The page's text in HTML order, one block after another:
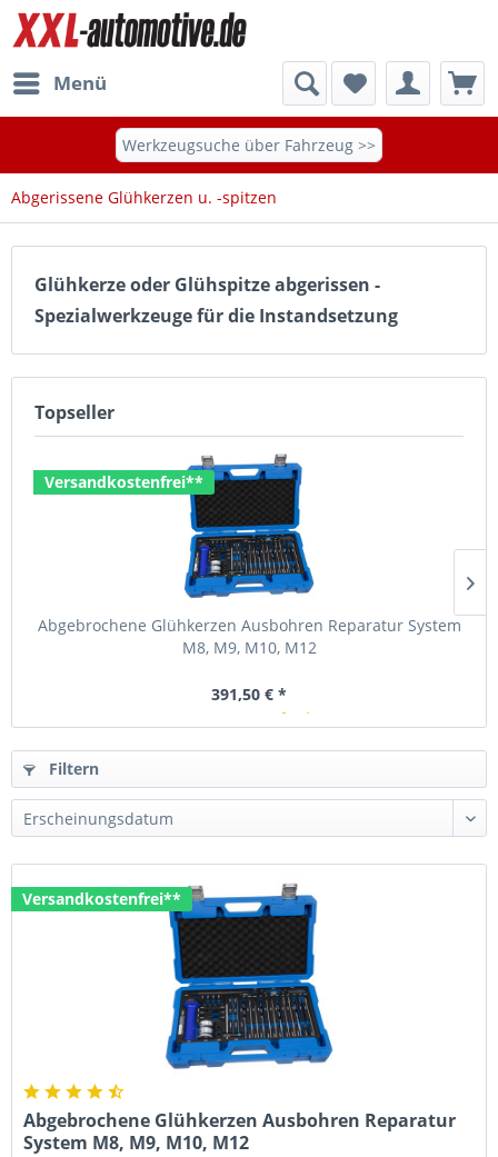
Menü
Werkzeugsuche über Fahrzeug >>
Abgerissene Glühkerzen u. -spitzen
Glühkerze oder Glühspitze abgerissen -
Spezialwerkzeuge für die Instandsetzung
Topseller
Versandkostenfrei**
Abgebrochene Glühkerzen Ausbohren Reparatur System
M8, M9, M10, M12
391,50 € *
In Kürze verfügbar
Filtern
Versandkostenfrei**
Abgebrochene Glühkerzen Ausbohren Reparatur
System M8, M9, M10, M12